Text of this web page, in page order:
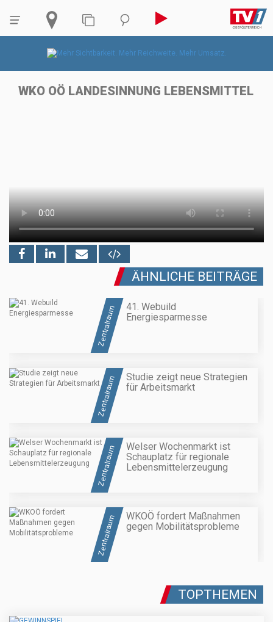
WKO OÖ LANDESINNUNG LEBENSMITTEL
ÄHNLICHE BEITRÄGE
Zentralraum
41. Webuild
Energiesparmesse
Zentralraum
Studie zeigt neue Strategien
für Arbeitsmarkt
Zentralraum
Welser Wochenmarkt ist
Schauplatz für regionale
Lebensmittelerzeugung
Zentralraum
WKOÖ fordert Maßnahmen
gegen Mobilitätsprobleme
TOPTHEMEN